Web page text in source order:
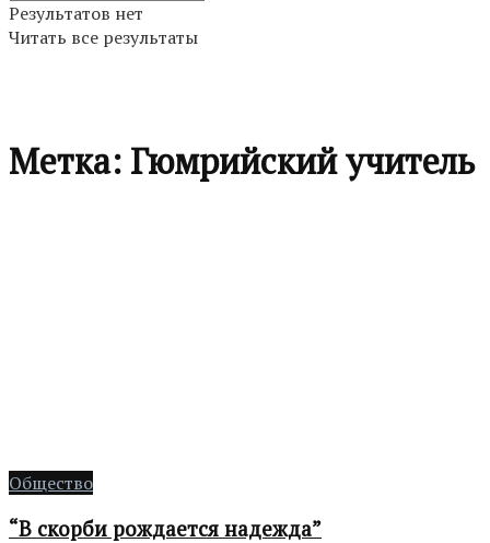
Результатов нет
Читать все результаты
Метка: Гюмрийский учитель
Общество
“В скорби рождается надежда”